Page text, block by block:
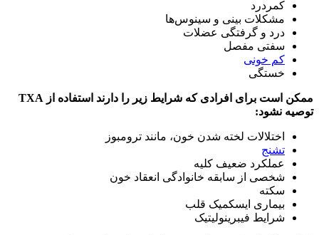
کمردرد
مشکلات بینی و سینوس‌ها
درد و گرفتگی عضلات
سفتی مفصل
کم خونی
خستگی
ممکن است برای افرادی که شرایط زیر را دارند استفاده از TXA
توصیه نشود:
اختلالات لخته شدن خون، مانند ترومبوز
تشنج
عملکرد ضعیف کلیه
شخصی از سابقه خانوادگی انعقاد خون
سکته
بیماری ایسکمیک قلب
شرایط فیبرینولیتیک